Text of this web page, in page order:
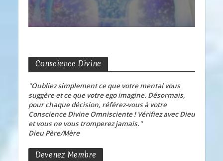
Conscience Divine
"Oubliez simplement ce que votre mental vous
suggère et ce que votre ego imagine. Désormais,
pour chaque décision, référez-vous à votre
Conscience Divine Omnisciente ! Vérifiez avec Dieu
et vous ne vous tromperez jamais."
Dieu Père/Mère
Devenez Membre